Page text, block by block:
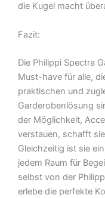
die Kugel macht
Fazit:
Die Philippi Spectra
Must-have für alle,
praktischen und
Garderobenlösung
der Möglichkeit,
verstauen, schafft
Gleichzeitig ist sie
jedem Raum für
selbst von der
erlebe die perfekte